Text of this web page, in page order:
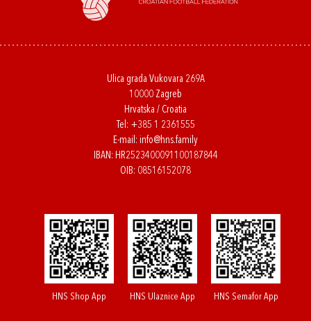
Ulica grada Vukovara 269A
10000 Zagreb
Hrvatska / Croatia
Tel: +385 1 2361555
E-mail: info@hns.family
IBAN: HR2523400091100187844
OIB: 08516152078
HNS Shop App HNS Ulaznice App HNS Semafor App